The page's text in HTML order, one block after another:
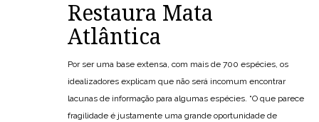
Restaura Mata
Atlântica
Por ser uma base extensa, com mais de 700 espécies, os
idealizadores explicam que não será incomum encontrar
lacunas de informação para algumas espécies. “O que parece
fragilidade é justamente uma grande oportunidade de